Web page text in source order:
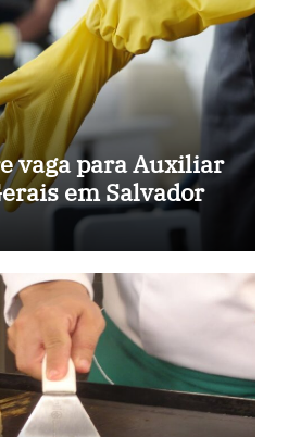
vaga para Auxiliar
em Salvador